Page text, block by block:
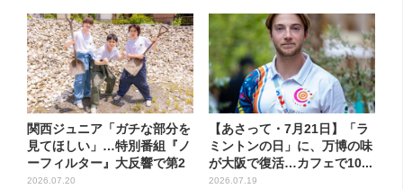
関西ジュニア「ガチな部分を
見てほしい」…特別番組『ノ
ーフィルター』大反響で第2
弾...
2026.07.20
【あさって・7月21日】「ラ
ミントンの日」に、万博の味
が大阪で復活…カフェで10...
2026.07.19